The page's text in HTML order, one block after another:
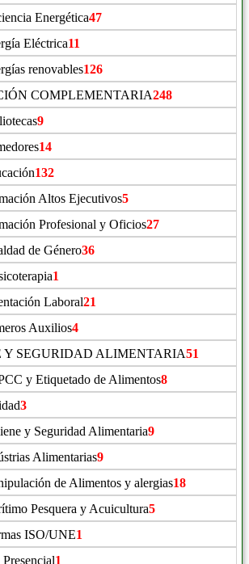
Energética47
Eléctrica11
renovables126
COMPLEMENTARIA248
9
14
132
Altos Ejecutivos5
Profesional y Oficios27
de Género36
1
Laboral21
Auxilios4
Y SEGURIDAD ALIMENTARIA51
y Etiquetado de Alimentos8
3
y Seguridad Alimentaria9
Alimentarias9
de Alimentos y alergias18
Pesquera y Acuicultura5
ISO/UNE1
1